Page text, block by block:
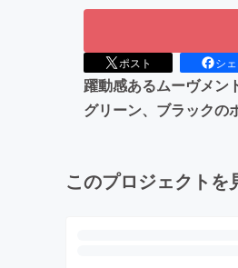
ポスト シ
躍動感あるムーヴメン
グリーン、ブラックの
このプロジェクト